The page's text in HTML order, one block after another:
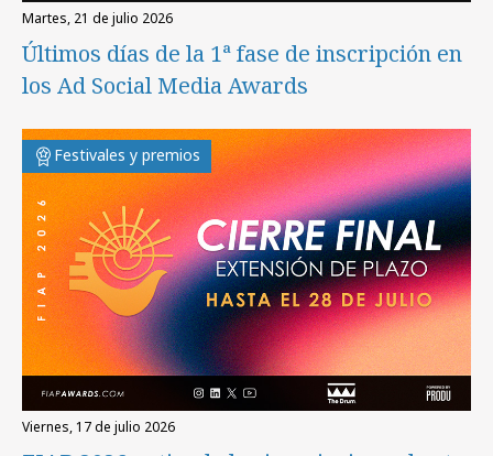
martes, 21 de julio 2026
Últimos días de la 1ª fase de inscripción en
los Ad Social Media Awards
Festivales y premios
viernes, 17 de julio 2026